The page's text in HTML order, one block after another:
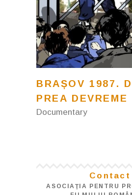
BRAȘOV 1987.
PREA DEVREME
Documentary
Contact
ASOCIAŢIA PENTRU